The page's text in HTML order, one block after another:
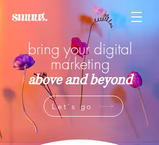
bring your digital
marketing
above and beyond
Let's go